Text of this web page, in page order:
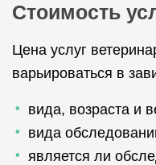
Стоимость
Цена услуг
варьироваться в
вида, возраста и
вида
является ли